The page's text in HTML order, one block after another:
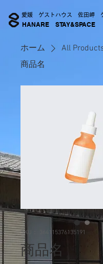
HANARE STAY&SPACE
愛媛 ゲストハウス 佐田岬
ホーム
All
商品名
SKU： 364115376135191
商品名